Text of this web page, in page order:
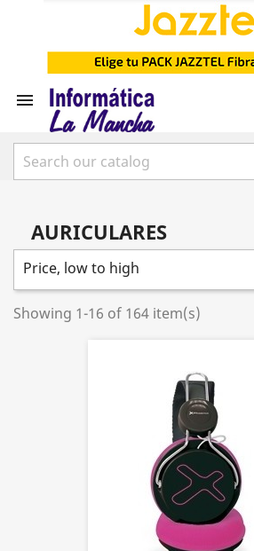

AURICULARES
Price, low to high
Showing 1-16 of 164 item(s)